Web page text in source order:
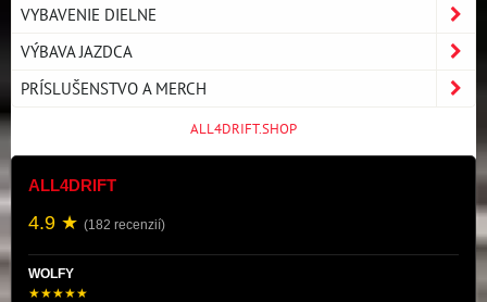
VYBAVENIE DIELNE
VÝBAVA JAZDCA
PRÍSLUŠENSTVO A MERCH
ALL4DRIFT.SHOP
ALL4DRIFT
4.9 ★ (182 recenzií)
WOLFY
★★★★★